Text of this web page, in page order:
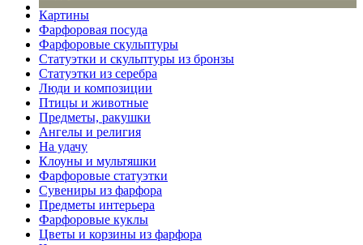
Картины
Фарфоровая посуда
Фарфоровые скульптуры
Статуэтки и скульптуры из бронзы
Статуэтки из серебра
Люди и композиции
Птицы и животные
Предметы, ракушки
Ангелы и религия
На удачу
Клоуны и мультяшки
Фарфоровые статуэтки
Сувениры из фарфора
Предметы интерьера
Фарфоровые куклы
Цветы и корзины из фарфора